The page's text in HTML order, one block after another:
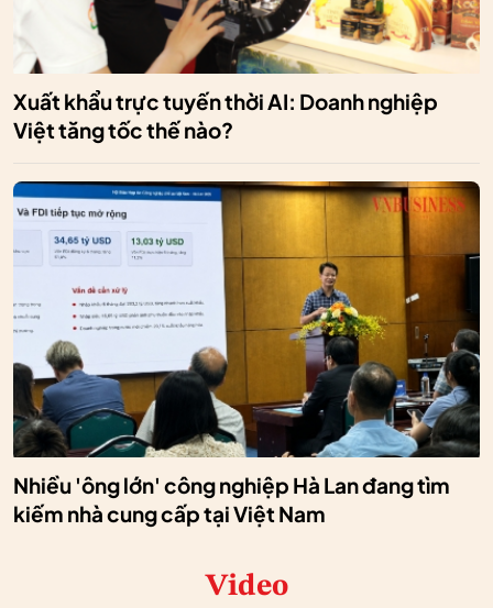
Xuất khẩu trực tuyến thời AI: Doanh nghiệp
Việt tăng tốc thế nào?
Nhiều 'ông lớn' công nghiệp Hà Lan đang tìm
kiếm nhà cung cấp tại Việt Nam
Video